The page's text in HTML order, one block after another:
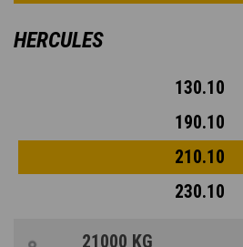
HERCULES
130.10
190.10
210.10
230.10
21000 KG